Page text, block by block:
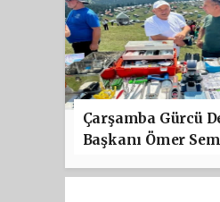
Çarşamba Gürcü
Başkanı Ömer